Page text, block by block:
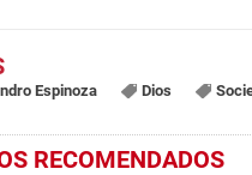
Espinoza Dios
RECOMENDADOS